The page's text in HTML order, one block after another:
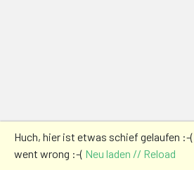
Huch, hier ist etwas schief gelaufen
went wrong :-( Neu laden // Reload